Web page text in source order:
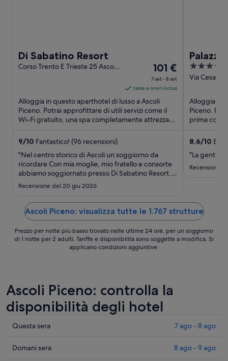
Di Sabatino Resort
Corso Trento E Trieste 25 Ascoli
Il
prezzo
è
101 €
a
notte
7
set
-
101 €
7 set - 8 set
tasse e oneri inclusi
Alloggia in questo aparthotel di lusso a Ascoli
Piceno. Potrai approfittare di utili servizi come il
Wi-Fi gratuito, una spa completamente attrezzata
9/10 Fantastico! (96 recensioni)
"Nel centro storico di Ascoli un soggiorno da
ricordare Con mia moglie, mio fratello e consorte
abbiamo soggiornato presso Di Sabatino Resort.
E' stata un'esperienza veramente soddisfacente e
che contiamo di ripetere allorche' ne avremo
l'opportunita'. Camere
spaziose,luminose,moderne, letti molto ..."
Recensione del 20 giu 2026
4
out
5
Via Cesare
Alloggia in
Piceno.
prima
8,6/10
"La
Recensione
Ascoli Piceno: visualizza tutte le 1.767 strutture
Prezzo per notte più basso trovato nelle ultime 24 ore, per un soggiorno
di 1 notte per 2 adulti. Tariffe e disponibilità sono soggette a modifica. Si
applicano condizioni aggiuntive.
Ascoli Piceno: controlla la
disponibilità degli hotel
Cerca
prezzi
Questa sera 7 ago - 8 ago
Cerca
Domani sera 8 ago - 9 ago